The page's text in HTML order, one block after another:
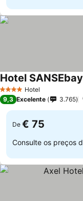
4 EstrelasHotel
Hotel SANSEbay
9,3 Excelente 3.765
De € 75
Consulte os preços